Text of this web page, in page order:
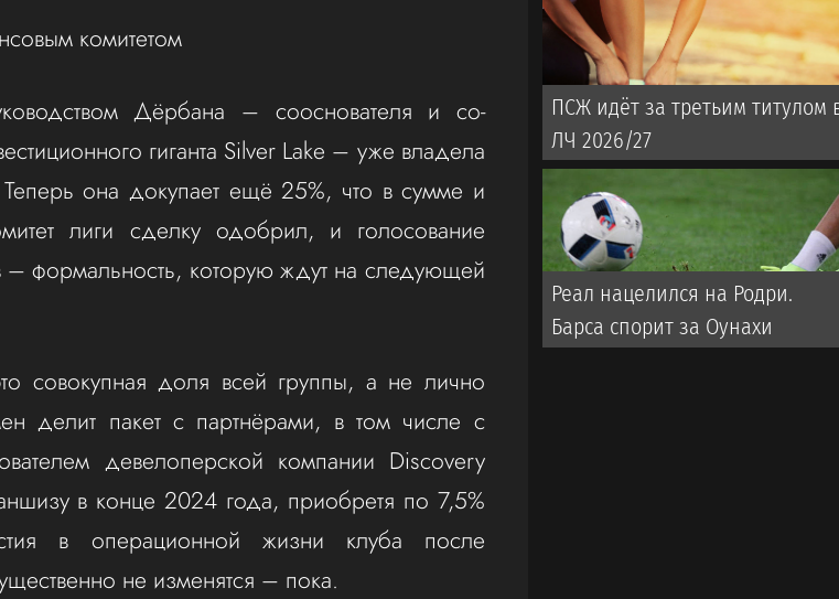
комитетом
Дёрбана – сооснователя и со-
гиганта Silver Lake – уже владела
она докупает ещё 25%, что в сумме и
лиги сделку одобрил, и голосование
– формальность, которую ждут на следующей
совокупная доля всей группы, а не лично
делит пакет с партнёрами, в том числе с
девелоперской компании Discovery
в конце 2024 года, приобретя по 7,5%
в операционной жизни клуба после
не изменятся – пока.
ПСЖ идёт за третьим титулом
ЛЧ 2026/27
Реал нацелился на Родри.
Барса спорит за Оунахи